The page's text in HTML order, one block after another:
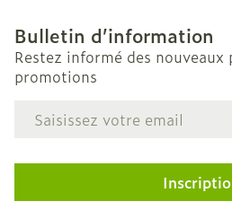
Bulletin d’information
Restez informé des
promotions
Adresse mail